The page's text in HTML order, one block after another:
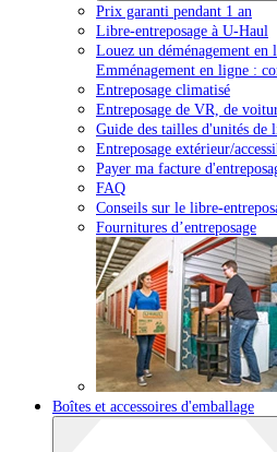
Prix garanti pendant 1 an
Libre-entreposage à U-Haul
Louez un déménagement en
Emménagement en ligne :
Entreposage climatisé
Entreposage de VR, de
Guide des tailles d'unités de
Entreposage extérieur/
Payer ma facture
FAQ
Conseils sur le libre-
Fournitures d’entreposage
Boîtes et accessoires d'emballage